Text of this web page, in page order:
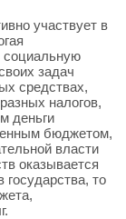
участвует в
социальную
задач
средствах,
налогов,
деньги
бюджетом,
власти
оказывается
государства, то